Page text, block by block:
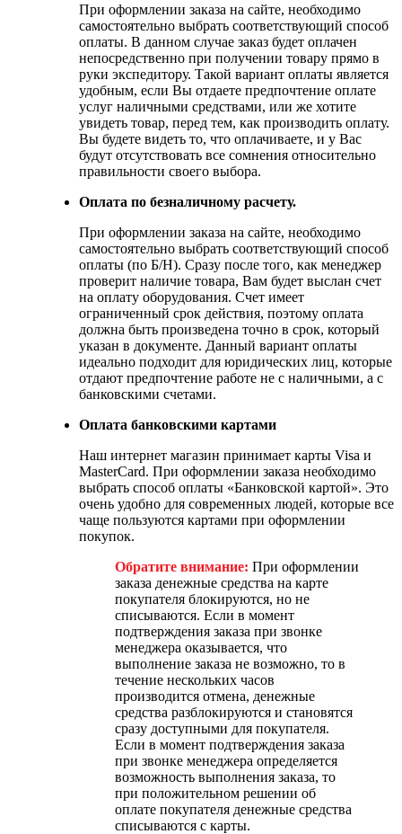
При оформлении заказа на сайте, необходимо
самостоятельно выбрать соответствующий способ
оплаты. В данном случае заказ будет оплачен
непосредственно при получении товару прямо в
руки экспедитору. Такой вариант оплаты является
удобным, если Вы отдаете предпочтение оплате
услуг наличными средствами, или же хотите
увидеть товар, перед тем, как производить оплату.
Вы будете видеть то, что оплачиваете, и у Вас
будут отсутствовать все сомнения относительно
правильности своего выбора.
Оплата по безналичному расчету.
При оформлении заказа на сайте, необходимо
самостоятельно выбрать соответствующий способ
оплаты (по Б/Н). Сразу после того, как менеджер
проверит наличие товара, Вам будет выслан счет
на оплату оборудования. Счет имеет
ограниченный срок действия, поэтому оплата
должна быть произведена точно в срок, который
указан в документе. Данный вариант оплаты
идеально подходит для юридических лиц, которые
отдают предпочтение работе не с наличными, а с
банковскими счетами.
Оплата банковскими картами
Наш интернет магазин принимает карты Visa и
MasterCard. При оформлении заказа необходимо
выбрать способ оплаты «Банковской картой». Это
очень удобно для современных людей, которые все
чаще пользуются картами при оформлении
покупок.
Обратите внимание: При оформлении
заказа денежные средства на карте
покупателя блокируются, но не
списываются. Если в момент
подтверждения заказа при звонке
менеджера оказывается, что
выполнение заказа не возможно, то в
течение нескольких часов
производится отмена, денежные
средства разблокируются и становятся
сразу доступными для покупателя.
Если в момент подтверждения заказа
при звонке менеджера определяется
возможность выполнения заказа, то
при положительном решении об
оплате покупателя денежные средства
списываются с карты.